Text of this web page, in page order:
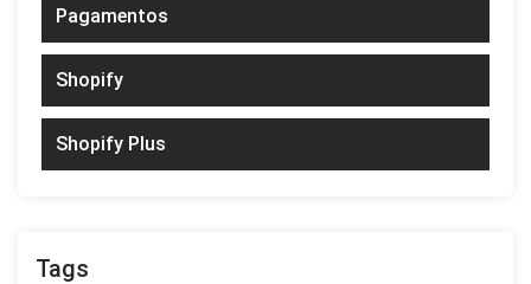
Pagamentos
Shopify
Shopify Plus
Tags